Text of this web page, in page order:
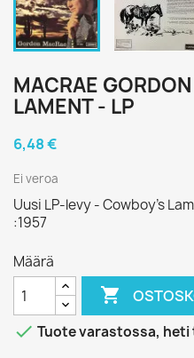
MACRAE
LAMENT - LP
6,48 €
Ei veroa
Uusi LP-levy - Cowboy’s
:1957
Määrä

 Tuote varastossa,